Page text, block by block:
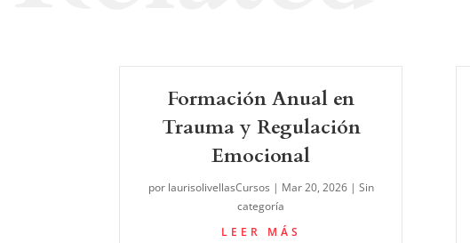
Formación Anual en
Trauma y Regulación
Emocional
por laurisolivellasCursos | Mar 20, 2026| Sin
categoría
LEER MÁS